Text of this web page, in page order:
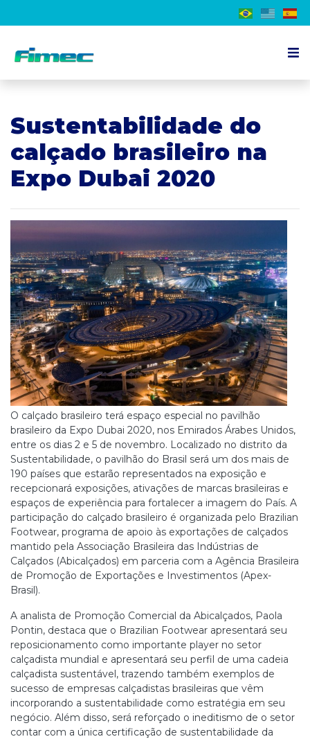
Exhibitor
Visitor
Schedule
EN
Sustentabilidade do
calçado brasileiro na
Expo Dubai 2020
O calçado brasileiro terá espaço especial no pavilhão
brasileiro da Expo Dubai 2020, nos Emirados Árabes Unidos,
entre os dias 2 e 5 de novembro. Localizado no distrito da
Sustentabilidade, o pavilhão do Brasil será um dos mais de
190 países que estarão representados na exposição e
recepcionará exposições, ativações de marcas brasileiras e
espaços de experiência para fortalecer a imagem do País. A
participação do calçado brasileiro é organizada pelo Brazilian
Footwear, programa de apoio às exportações de calçados
mantido pela Associação Brasileira das Indústrias de
Calçados (Abicalçados) em parceria com a Agência Brasileira
de Promoção de Exportações e Investimentos (Apex-
Brasil).
A analista de Promoção Comercial da Abicalçados, Paola
Pontin, destaca que o Brazilian Footwear apresentará seu
reposicionamento como importante player no setor
calçadista mundial e apresentará seu perfil de uma cadeia
calçadista sustentável, trazendo também exemplos de
sucesso de empresas calçadistas brasileiras que vêm
incorporando a sustentabilidade como estratégia em seu
negócio. Além disso, será reforçado o ineditismo de o setor
contar com a única certificação de sustentabilidade da